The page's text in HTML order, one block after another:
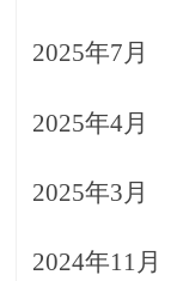
2025年7月
2025年4月
2025年3月
2024年11月